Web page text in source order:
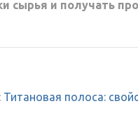
сырья и получать
Титановая полоса: